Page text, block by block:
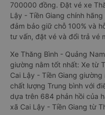
700000 đồng. Đặt vé xe
Lậy - Tiền Giang chính hãng
đảm bảo giữ chỗ 100% và
tư vấn, đặt vé và đổi trả vé
Xe Thăng Bình - Quảng
giường nằm tốt nhất: Xe từ
Cai Lậy - Tiền Giang
chất lượng Trung bình với
dựa trên 684 phản hồi của
xã Cai Lậy - Tiền Giang từ